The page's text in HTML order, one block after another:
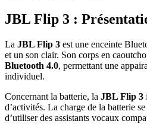
JBL Flip 3 :
La JBL Flip 3 est une enceinte
et un son clair. Son corps en
Bluetooth 4.0, permettant une
individuel.
Concernant la batterie, la JBL Flip 3
d’activités. La charge de la batterie
d’utiliser des assistants vocaux